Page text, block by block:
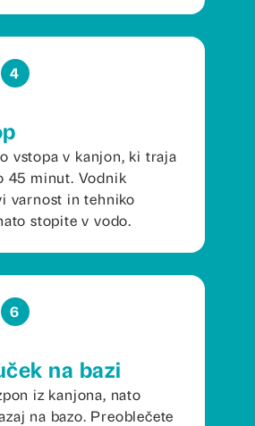
4
vstopa v kanjon, ki traja
45 minut. Vodnik
varnost in tehniko
stopite v vodo.
6
na bazi
iz kanjona, nato
na bazo. Preoblečete